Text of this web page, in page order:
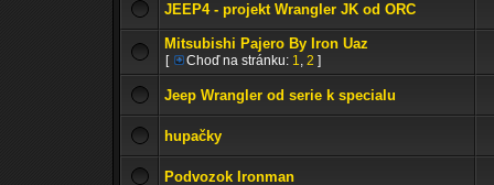
JEEP4 - projekt Wrangler JK od ORC
Mitsubishi Pajero By Iron Uaz
[ Choď na stránku: 1, 2 ]
Jeep Wrangler od serie k specialu
hupačky
Podvozok Ironman